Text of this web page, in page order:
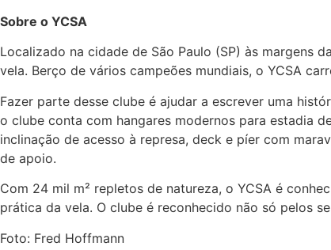
Sobre o YCSA
Localizado na cidade de São Paulo (SP) às margens
vela. Berço de vários campeões mundiais, o YCSA
Fazer parte desse clube é ajudar a escrever uma
o clube conta com hangares modernos para estadia
inclinação de acesso à represa, deck e píer com
de apoio.
Com 24 mil m² repletos de natureza, o YCSA é
prática da vela. O clube é reconhecido não só pelos
Foto: Fred Hoffmann